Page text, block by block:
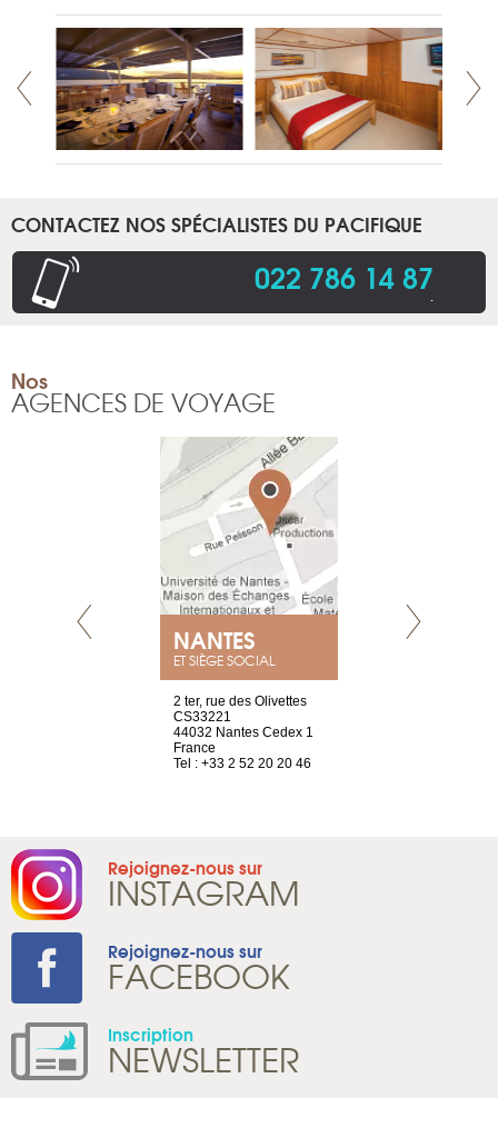
CONTACTEZ NOS SPÉCIALISTES DU PACIFIQUE
022 786 14 87.
Nos
AGENCES DE VOYAGE
NANTES
ET SIÈGE SOCIAL
2 ter, rue des Olivettes
CS33221
44032 Nantes Cedex 1
France
Tel : +33 2 52 20 20 46
Rejoignez-nous sur
INSTAGRAM
Rejoignez-nous sur
FACEBOOK
Inscription
NEWSLETTER